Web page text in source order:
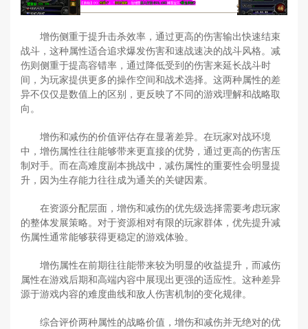
增伤侧重于提升击杀效率，通过更高的伤害输出快速结束
战斗，这种属性适合追求爆发伤害和速战速决的战斗风格。减
伤则侧重于提高容错率，通过降低受到的伤害来延长战斗时
间，为玩家提供更多的操作空间和战术选择。这两种属性的差
异不仅仅是数值上的区别，更反映了不同的游戏理解和战略取
向。
增伤和减伤的价值评估存在显著差异。在玩家对战环境
中，增伤属性往往能够带来更直接的优势，通过更高的伤害压
制对手。而在高难度副本挑战中，减伤属性的重要性会明显提
升，因为生存能力往往成为通关的关键因素。
在资源分配层面，增伤和减伤的优先级选择需要考虑玩家
的整体发展策略。对于资源相对有限的玩家群体，优先提升减
伤属性通常能够获得更稳定的游戏体验。
增伤属性在前期往往能带来较为明显的收益提升，而减伤
属性在游戏后期和高端内容中展现出更强的适应性。这种差异
源于游戏内容的难度曲线和敌人伤害机制的变化规律。
综合评价两种属性的战略价值，增伤和减伤并无绝对的优